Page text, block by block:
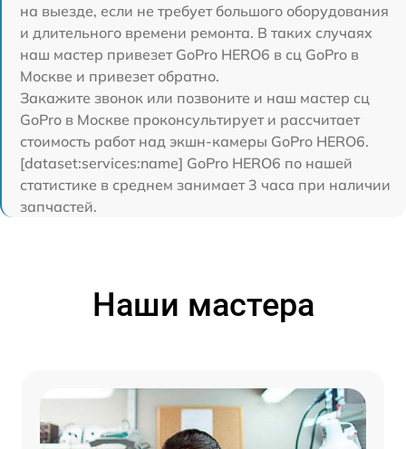
на выезде, если не требует большого оборудования
и длительного времени ремонта. В таких случаях
наш мастер привезет GoPro HERO6 в сц GoPro в
Москве и привезет обратно.
Закажите звонок или позвоните и наш мастер сц
GoPro в Москве проконсультирует и рассчитает
стоимость работ над экшн-камеры GoPro HERO6.
[dataset:services:name] GoPro HERO6 по нашей
статистике в среднем занимает 3 часа при наличии
запчастей.
Наши мастера